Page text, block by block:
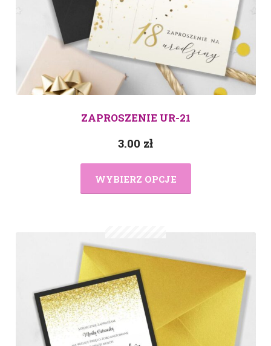
ZAPROSZENIE UR-21
3.00 zł
WYBIERZ OPCJE